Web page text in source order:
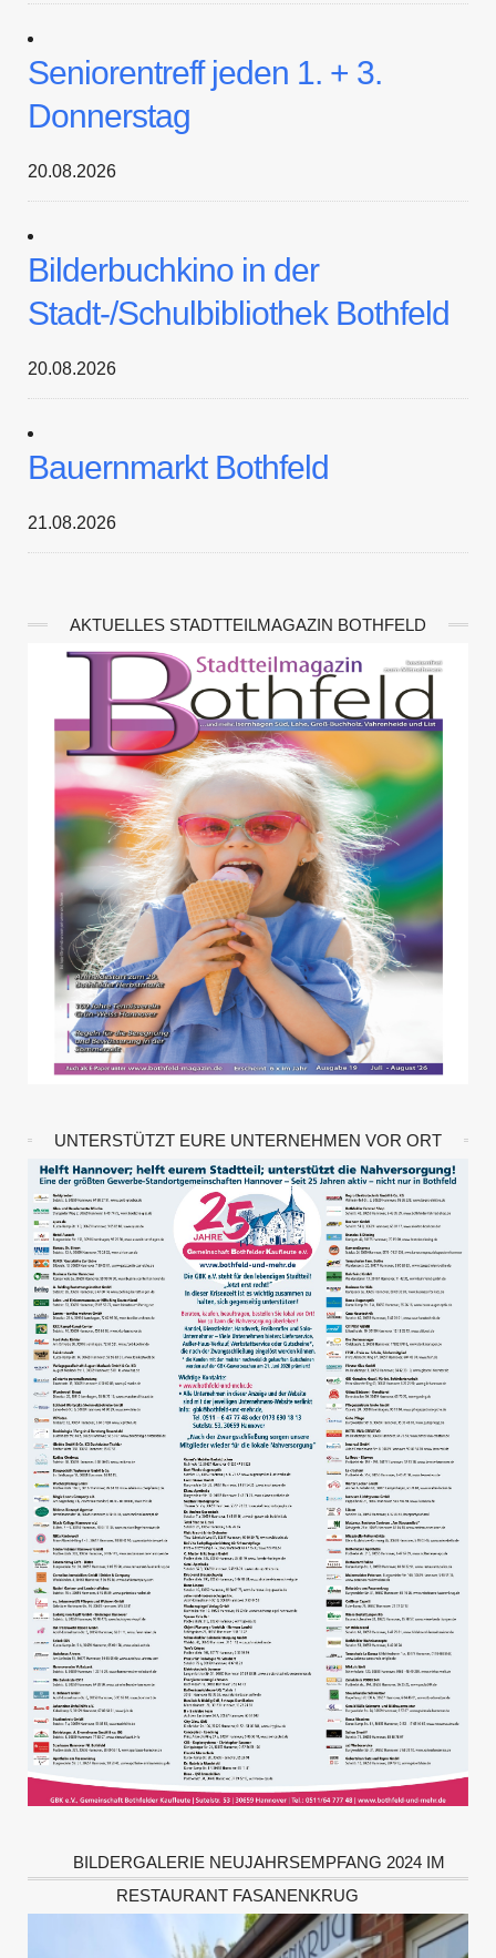
Seniorentreff jeden 1. + 3.
Donnerstag
20.08.2026
Bilderbuchkino in der
Stadt-/Schulbibliothek Bothfeld
20.08.2026
Bauernmarkt Bothfeld
21.08.2026
AKTUELLES STADTTEILMAGAZIN BOTHFELD
UNTERSTÜTZT EURE UNTERNEHMEN VOR ORT
BILDERGALERIE NEUJAHRSEMPFANG 2024 IM
RESTAURANT FASANENKRUG